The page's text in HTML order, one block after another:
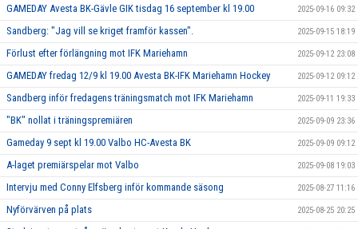
GAMEDAY Avesta BK-Gävle GIK tisdag 16 september kl 19.00 2025-09-16 09:32
Sandberg: "Jag vill se kriget framför kassen". 2025-09-15 18:19
Förlust efter förlängning mot IFK Mariehamn 2025-09-12 23:08
GAMEDAY fredag 12/9 kl 19.00 Avesta BK-IFK Mariehamn Hockey 2025-09-12 09:12
Sandberg inför fredagens träningsmatch mot IFK Mariehamn 2025-09-11 19:33
"BK" nollat i träningspremiären 2025-09-09 23:36
Gameday 9 sept kl 19.00 Valbo HC-Avesta BK 2025-09-09 09:12
A-laget premiärspelar mot Valbo 2025-09-08 19:03
Intervju med Conny Elfsberg inför kommande säsong 2025-08-27 11:16
Nyförvärven på plats 2025-08-25 20:25